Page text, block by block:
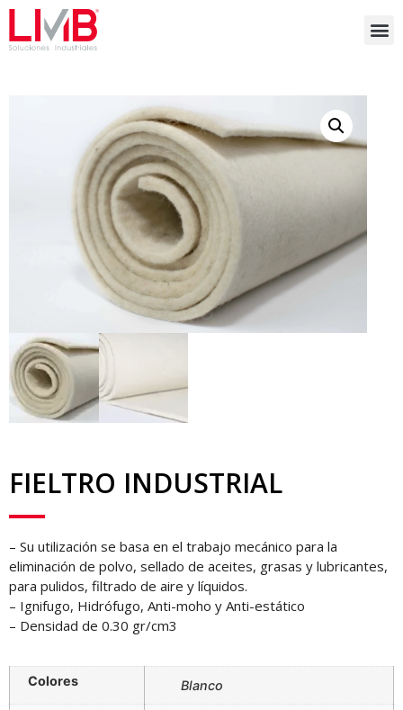
FIELTRO INDUSTRIAL
– Su utilización se basa en el trabajo mecánico para la
eliminación de polvo, sellado de aceites, grasas y lubricantes,
para pulidos, filtrado de aire y líquidos.
– Ignifugo, Hidrófugo, Anti-moho y Anti-estático
– Densidad de 0.30 gr/cm3
Colores Blanco